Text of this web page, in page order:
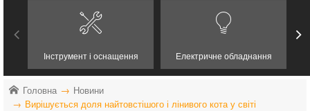
Інструмент і оснащення Електричне обладнання
Головна
Новини
Вирішується доля найтовстішого і лінивого кота у світі